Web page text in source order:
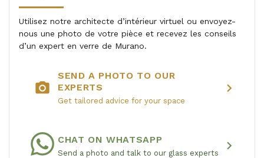
Utilisez notre architecte d’intérieur virtuel ou envoyez-
nous une photo de votre pièce et recevez les conseils
d’un expert en verre de Murano.
photo_camera
SEND A PHOTO TO OUR
EXPERTS
Get tailored advice for your space
chevron_right
CHAT ON WHATSAPP
Send a photo and talk to our glass experts chevron_right